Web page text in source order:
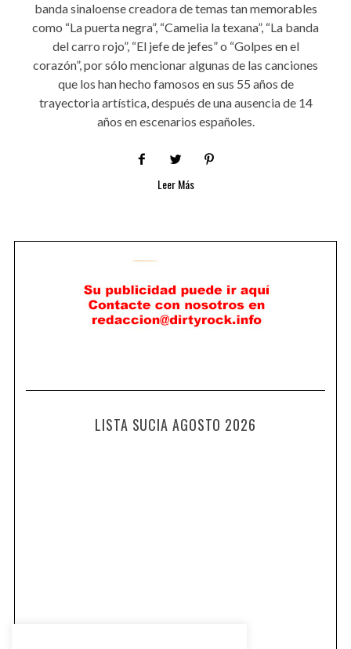
banda sinaloense creadora de temas tan memorables
como “La puerta negra”, “Camelia la texana”, “La banda
del carro rojo”, “El jefe de jefes” o “Golpes en el
corazón”, por sólo mencionar algunas de las canciones
que los han hecho famosos en sus 55 años de
trayectoria artística, después de una ausencia de 14
años en escenarios españoles.
Leer Más
LISTA SUCIA AGOSTO 2026